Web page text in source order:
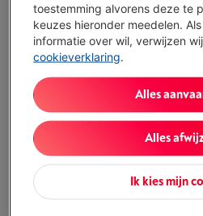
Platenspeler of draaitafel
toestemming alvorens deze te
keuzes hieronder meedelen.
informatie over wil, verwijzen
cookieverklaring.
Ik kies mijn
Alles
Alles